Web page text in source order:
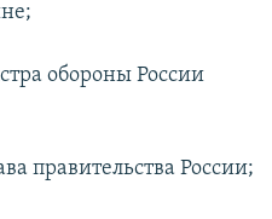
обороны России
правительства России;